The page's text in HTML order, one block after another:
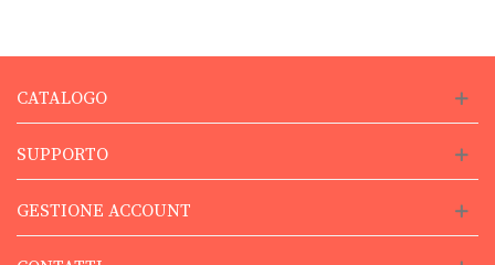
CATALOGO
SUPPORTO
GESTIONE ACCOUNT